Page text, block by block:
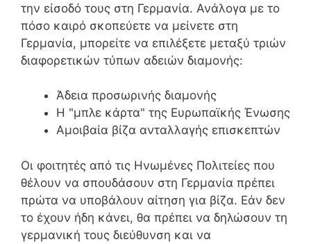
την είσοδό τους στη Γερμανία. Ανάλογα με το
πόσο καιρό σκοπεύετε να μείνετε στη
Γερμανία, μπορείτε να επιλέξετε μεταξύ τριών
διαφορετικών τύπων αδειών διαμονής:
Άδεια προσωρινής διαμονής
Η "μπλε κάρτα" της Ευρωπαϊκής Ένωσης
Αμοιβαία βίζα ανταλλαγής επισκεπτών
Οι φοιτητές από τις Ηνωμένες Πολιτείες που
θέλουν να σπουδάσουν στη Γερμανία πρέπει
πρώτα να υποβάλουν αίτηση για βίζα. Εάν δεν
το έχουν ήδη κάνει, θα πρέπει να δηλώσουν τη
γερμανική τους διεύθυνση και να